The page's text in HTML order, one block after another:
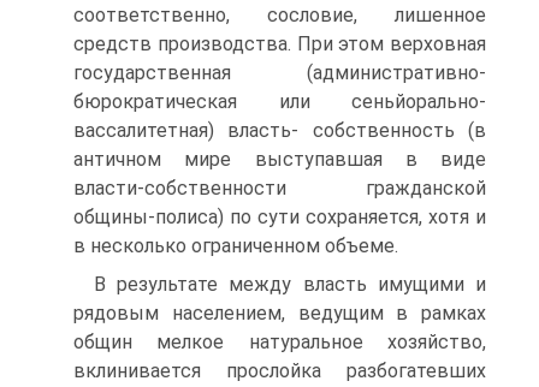
соответственно, сословие, ли­шенное
средств производства. При этом верховная
государственная (адми­нистративно-
бюрократическая или сеньйорально-
вассалитетная) власть- собственность (в
античном мире выступавшая в виде
власти-собственности гражданской
общины-полиса) по сути сохраняется, хотя и
в несколько огра­ниченном объеме.
В результате между власть имущими и
рядовым населением, ведущим в рамках
общин мелкое натуральное хозяйство,
вклинивается прослойка раз­богатевших